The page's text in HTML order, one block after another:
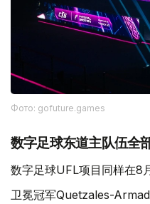
Фото: gofuture.games
数字足球东道主队伍全
数字足球UFL项目同样在8
卫冕冠军Quetzales-